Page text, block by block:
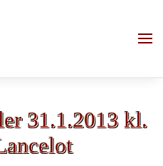
31.1.2013 kl.